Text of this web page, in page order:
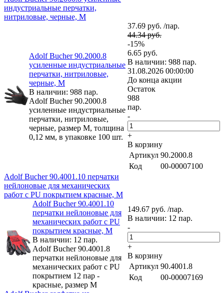
индустриальные перчатки,
нитриловые, черные, M
Adolf Bucher 90.2000.8
усиленные индустриальные
перчатки, нитриловые,
черные, M
В наличии: 988 пар.
Adolf Bucher 90.2000.8
усиленные индустриальные
перчатки, нитриловые,
черные, размер M, толщина
0,12 мм, в упаковке 100 шт.
37.69 руб. /пар.
44.34 руб.
-15%
6.65 руб.
В наличии: 988 пар.
31.08.2026 00:00:00
До конца акции
Остаток
988
пар.
-
+
В корзину
Артикул 90.2000.8
Код
00-00007100
Adolf Bucher 90.4001.10 перчатки
нейлоновые для механических
работ с PU покрытием красные, М
Adolf Bucher 90.4001.10
перчатки нейлоновые для
механических работ с PU
покрытием красные, М
В наличии: 12 пар.
Adolf Bucher 90.4001.8
перчатки нейлоновые для
механических работ с PU
покрытием 12 пар -
красные, размер M
149.67 руб. /пар.
В наличии: 12 пар.
-
+
В корзину
Артикул 90.4001.8
Код
00-00007169